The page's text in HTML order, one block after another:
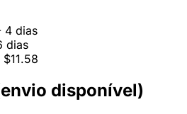
4 dias
dias
disponível)